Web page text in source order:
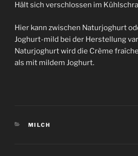
Hält sich verschlossen im
Hier kann zwischen Naturjoghurt
Joghurt-mild bei der Herstellung
Naturjoghurt wird die Crème
als mit mildem Joghurt.
KATEGORIEN
MILCH